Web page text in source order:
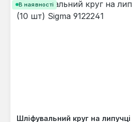
В наявності
Шліфувальний круг на